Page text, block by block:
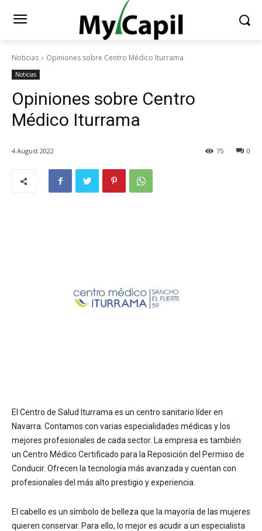
Noticias Opiniones sobre Centro Médico Iturrama
Noticias
Opiniones sobre Centro
Médico Iturrama
4 August 2022 0
75
El Centro de Salud Iturrama es un centro sanitario líder en
Navarra. Contamos con varias especialidades médicas y los
mejores profesionales de cada sector. La empresa es también
un Centro Médico Certificado para la Reposición del Permiso de
Conducir. Ofrecen la tecnología más avanzada y cuentan con
profesionales del más alto prestigio y experiencia.
El cabello es un símbolo de belleza que la mayoría de las mujeres
quieren conservar. Para ello, lo mejor es acudir a un especialista